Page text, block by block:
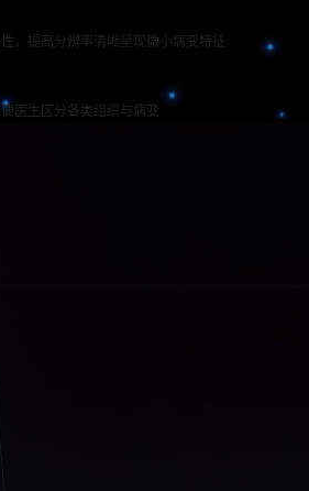
，提高分辨率清晰呈现微小病变特征
医生区分各类组织与病变